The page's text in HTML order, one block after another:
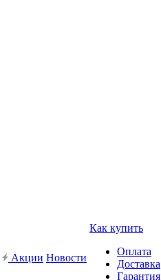
Акции Новости
Как купить
Оплата
Доставка
Гарантия